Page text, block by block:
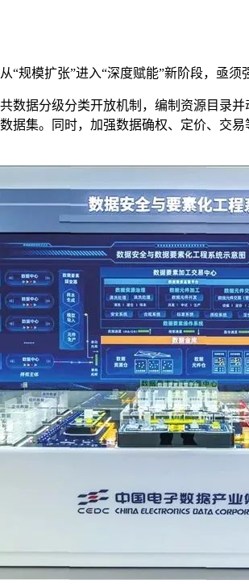
规模扩张”进入“深度赋能”新阶段，亟
数据分级分类开放机制，编制资源目录
据集。同时，加强数据确权、定价、交